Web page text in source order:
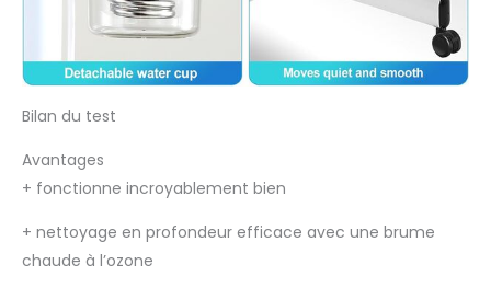
Bilan du test
Avantages
+ fonctionne incroyablement bien
+ nettoyage en profondeur efficace avec une brume
chaude à l’ozone